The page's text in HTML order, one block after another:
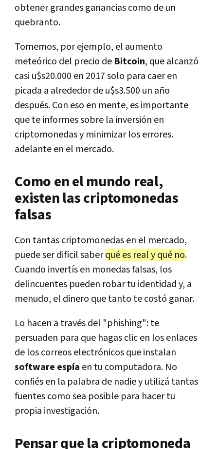
obtener grandes ganancias como de un
quebranto.
Tomemos, por ejemplo, el aumento
meteórico del precio de Bitcoin, que alcanzó
casi u$s20.000 en 2017 solo para caer en
picada a alrededor de u$s3.500 un año
después. Con eso en mente, es importante
que te informes sobre la inversión en
criptomonedas y minimizar los errores.
adelante en el mercado.
Como en el mundo real,
existen las criptomonedas
falsas
Con tantas criptomonedas en el mercado,
puede ser difícil saberqué es real y qué no.
Cuando invertís en monedas falsas, los
delincuentes pueden robar tu identidad y, a
menudo, el dinero que tanto te costó ganar.
Lo hacen a través del "phishing": te
persuaden para que hagas clic en los enlaces
de los correos electrónicos que instalan
software espía en tu computadora. No
confiés en la palabra de nadie y utilizá tantas
fuentes como sea posible para hacer tu
propia investigación.
Pensar que la criptomoneda